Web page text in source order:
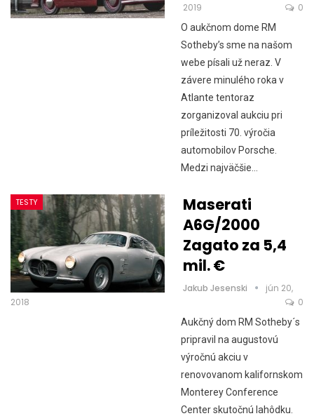
2019
0
O aukčnom dome RM
Sotheby’s sme na našom
webe písali už neraz. V
závere minulého roka v
Atlante tentoraz
zorganizoval aukciu pri
príležitosti 70. výročia
automobilov Porsche.
Medzi najväčšie…
TESTY
Maserati
A6G/2000
Zagato za 5,4
mil. €
Jakub Jesenski
jún 20,
2018
0
Aukčný dom RM Sotheby´s
pripravil na augustovú
výročnú akciu v
renovovanom kalifornskom
Monterey Conference
Center skutočnú lahôdku.